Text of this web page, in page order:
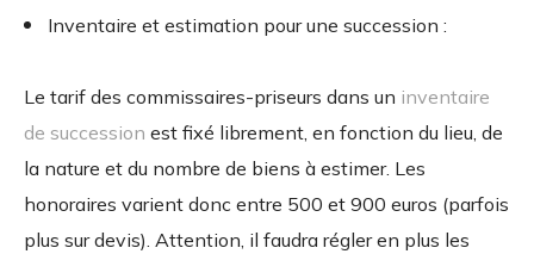
Inventaire et estimation pour une succession :
Le tarif des commissaires-priseurs dans un inventaire
de succession est fixé librement, en fonction du lieu, de
la nature et du nombre de biens à estimer. Les
honoraires varient donc entre 500 et 900 euros (parfois
plus sur devis). Attention, il faudra régler en plus les